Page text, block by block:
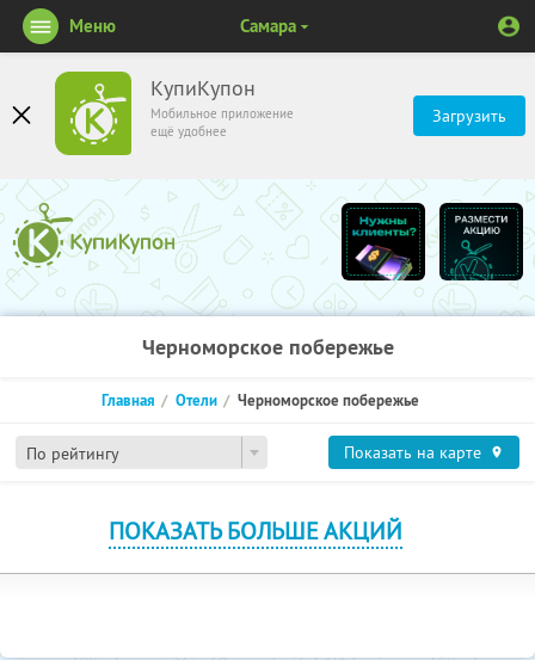
КупиКупон
Мобильное приложение
ещё удобнее
Загрузить
Меню Самара
Черноморское побережье
По рейтингу
Главная Отели Черноморское побережье
Показать на карте
ПОКАЗАТЬ БОЛЬШЕ АКЦИЙ